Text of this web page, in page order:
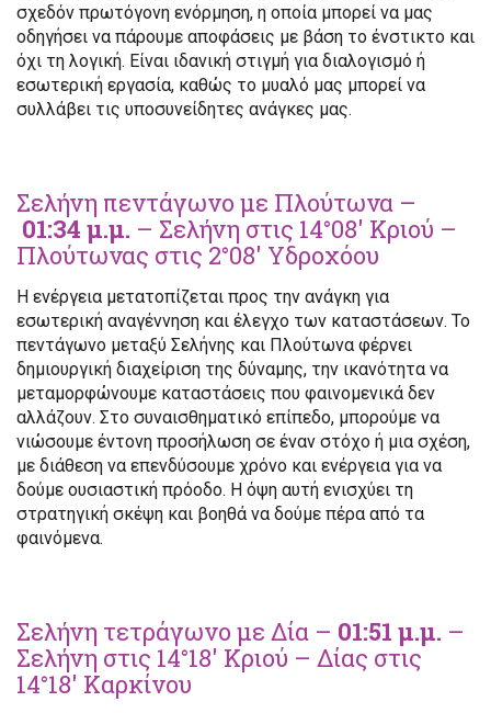
σχεδόν πρωτόγονη ενόρμηση, η οποία μπορεί να μας
οδηγήσει να πάρουμε αποφάσεις με βάση το ένστικτο και
όχι τη λογική. Είναι ιδανική στιγμή για διαλογισμό ή
εσωτερική εργασία, καθώς το μυαλό μας μπορεί να
συλλάβει τις υποσυνείδητες ανάγκες μας.
Σελήνη πεντάγωνο με Πλούτωνα –
01:34 μ.μ. – Σελήνη στις 14°08′ Κριού –
Πλούτωνας στις 2°08′ Υδροχόου
Η ενέργεια μετατοπίζεται προς την ανάγκη για
εσωτερική αναγέννηση και έλεγχο των καταστάσεων. Το
πεντάγωνο μεταξύ Σελήνης και Πλούτωνα φέρνει
δημιουργική διαχείριση της δύναμης, την ικανότητα να
μεταμορφώνουμε καταστάσεις που φαινομενικά δεν
αλλάζουν. Στο συναισθηματικό επίπεδο, μπορούμε να
νιώσουμε έντονη προσήλωση σε έναν στόχο ή μια σχέση,
με διάθεση να επενδύσουμε χρόνο και ενέργεια για να
δούμε ουσιαστική πρόοδο. Η όψη αυτή ενισχύει τη
στρατηγική σκέψη και βοηθά να δούμε πέρα από τα
φαινόμενα.
Σελήνη τετράγωνο με Δία – 01:51 μ.μ. –
Σελήνη στις 14°18′ Κριού – Δίας στις
14°18′ Καρκίνου